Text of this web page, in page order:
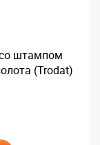
штампом
(Trodat)